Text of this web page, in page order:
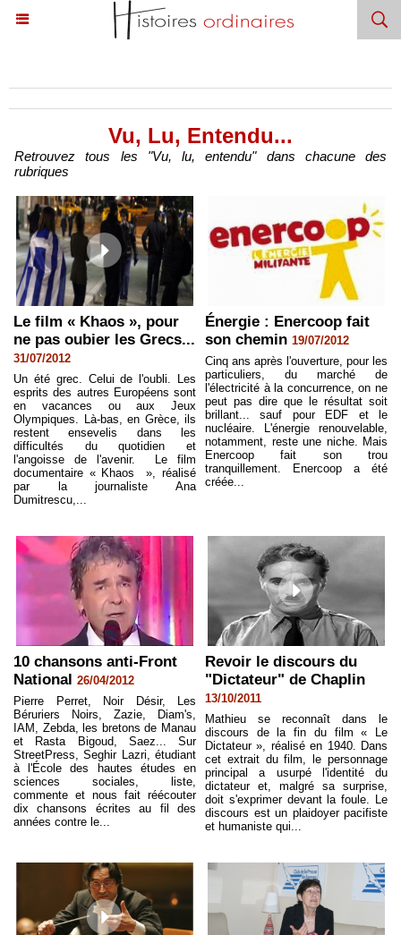
Vu, Lu, Entendu...
Retrouvez tous les "Vu, lu, entendu" dans chacune des
rubriques
Le film « Khaos », pour
ne pas oubier les Grecs...
31/07/2012
Un été grec. Celui de l'oubli. Les
esprits des autres Européens sont
en vacances ou aux Jeux
Olympiques. Là-bas, en Grèce, ils
restent ensevelis dans les
difficultés du quotidien et
l'angoisse de l'avenir. Le film
documentaire « Khaos », réalisé
par la journaliste Ana
Dumitrescu,...
Énergie : Enercoop fait
son chemin 19/07/2012
Cinq ans après l'ouverture, pour les
particuliers, du marché de
l'électricité à la concurrence, on ne
peut pas dire que le résultat soit
brillant... sauf pour EDF et le
nucléaire. L'énergie renouvelable,
notamment, reste une niche. Mais
Enercoop fait son trou
tranquillement. Enercoop a été
créée...
10 chansons anti-Front
National 26/04/2012
Pierre Perret, Noir Désir, Les
Béruriers Noirs, Zazie, Diam's,
IAM, Zebda, les bretons de Manau
et Rasta Bigoud, Saez... Sur
StreetPress, Seghir Lazri, étudiant
à l'École des hautes études en
sciences sociales, liste,
commente et nous fait réécouter
dix chansons écrites au fil des
années contre le...
Revoir le discours du
"Dictateur" de Chaplin
13/10/2011
Mathieu se reconnaît dans le
discours de la fin du film « Le
Dictateur », réalisé en 1940. Dans
cet extrait du film, le personnage
principal a usurpé l'identité du
dictateur et, malgré sa surprise,
doit s'exprimer devant la foule. Le
discours est un plaidoyer pacifiste
et humaniste qui...